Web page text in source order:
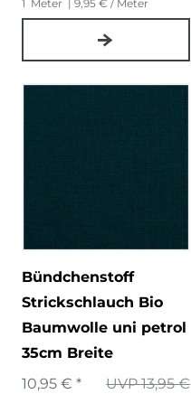
1 Meter | 9,95 € / Meter
Bündchenstoff
Strickschlauch Bio
Baumwolle uni petrol
35cm Breite
UVP 13,95 €
10,95 € *